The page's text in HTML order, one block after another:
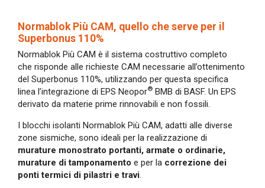
Normablok Più CAM
Referenze
Contatti
Area tecnica
QuantiMattoni
Normablok Più CAM, quello che serve per il
Superbonus 110%
Normablok Più CAM è il sistema costruttivo completo
che risponde alle richieste CAM necessarie all’ottenimento
del Superbonus 110%, utilizzando per questa specifica
linea l’integrazione di EPS Neopor® BMB di BASF. Un EPS
derivato da materie prime rinnovabili e non fossili.
I blocchi isolanti Normablok Più CAM, adatti alle diverse
zone sismiche, sono ideali per la realizzazione di
murature monostrato portanti, armate o ordinarie,
murature di tamponamento e per la correzione dei
ponti termici di pilastri e travi.